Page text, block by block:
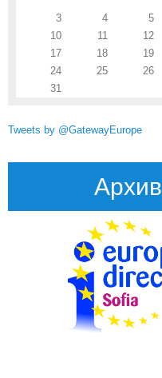
3
4 5
10
11 12
17
18 19
24
25 26
31
Tweets by @GatewayEurope
Архив